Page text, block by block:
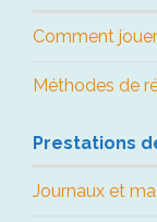
Comment
Méthodes de
Prestations
Journaux et